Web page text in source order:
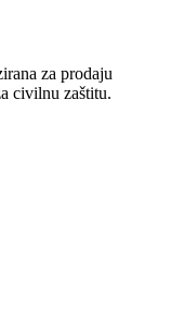
za prodaju
civilnu zaštitu.